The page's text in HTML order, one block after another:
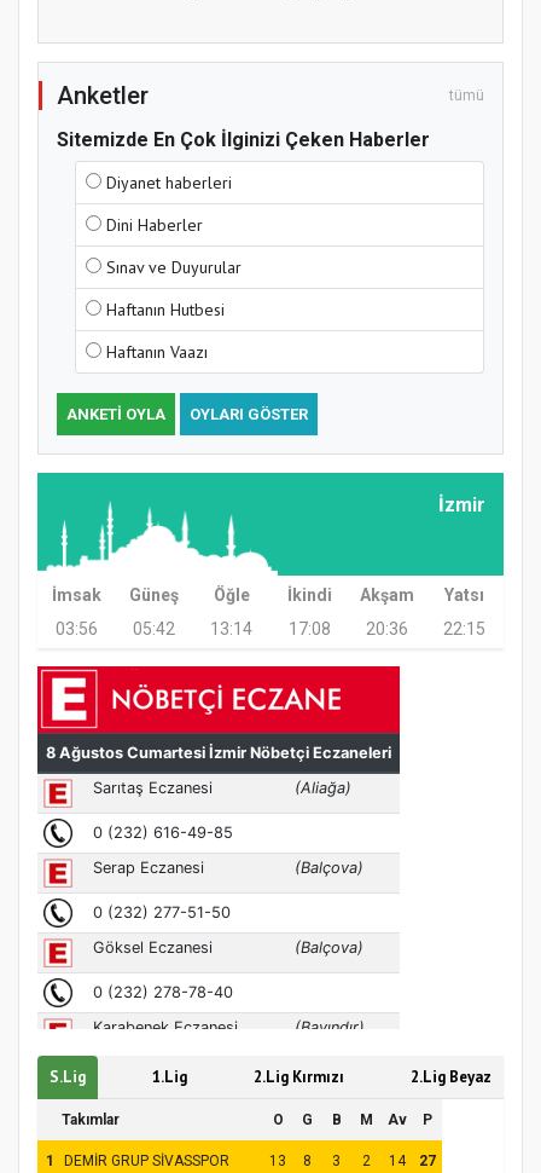
Samsun Atakum’da Yaz Kur’an Kursu
Kapanış Programı
Samsun Atakum’da Ayasofya Camii
Etkinliği
Türkiye’de insanlar dinle bağlarını
koparıyor mu?
Anketler tümü
Sitemizde En Çok İlginizi Çeken Haberler
Diyanet haberleri
Dini Haberler
Sınav ve Duyurular
Haftanın Hutbesi
Haftanın Vaazı
ANKETI OYLA OYLARI GÖSTER
İzmir
İmsak Güneş Öğle İkindi Akşam
Yatsı
03:56
05:42 13:14 17:08 20:36 22:15
S.Lig 1.Lig 2.Lig Kırmızı 2.Lig Beyaz
Takımlar O G B M Av P
1 DEMİR GRUP SİVASSPOR 13 8 3 2 14 27